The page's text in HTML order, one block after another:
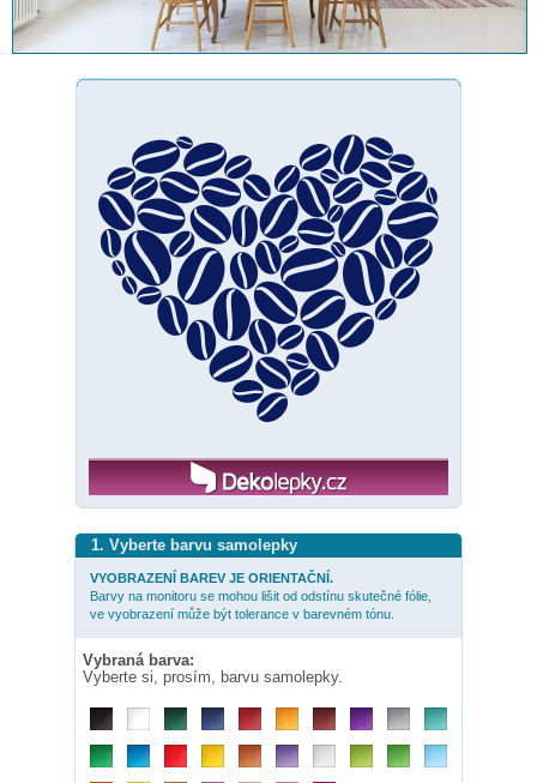
1. Vyberte barvu samolepky
VYOBRAZENÍ BAREV JE ORIENTAČNÍ.
Barvy na monitoru se mohou lišit od odstínu skutečné fólie,
ve vyobrazení může být tolerance v barevném tónu.
Vybraná barva:
Vyberte si, prosím, barvu samolepky.